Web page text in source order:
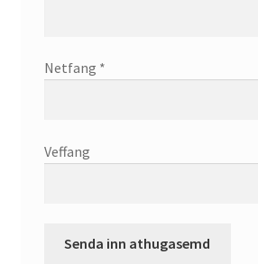
Netfang *
Veffang